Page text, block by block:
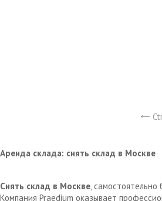
Аренда склада: снять склад в Москве
Снять склад в Москве,
Компания Praedium оказывает